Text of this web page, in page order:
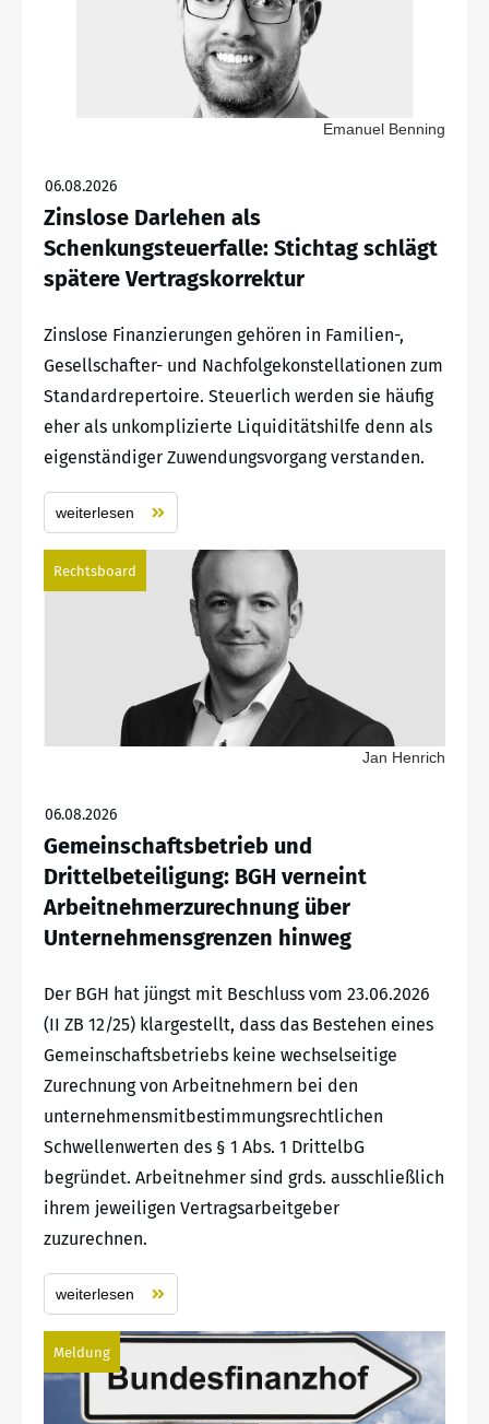
Emanuel Benning
06.08.2026
Zinslose Darlehen als
Schenkungsteuerfalle: Stichtag schlägt
spätere Vertragskorrektur
Zinslose Finanzierungen gehören in Familien-,
Gesellschafter- und Nachfolgekonstellationen zum
Standardrepertoire. Steuerlich werden sie häufig
eher als unkomplizierte Liquiditätshilfe denn als
eigenständiger Zuwendungsvorgang verstanden.
weiterlesen
Rechtsboard
Jan Henrich
06.08.2026
Gemeinschaftsbetrieb und
Drittelbeteiligung: BGH verneint
Arbeitnehmerzurechnung über
Unternehmensgrenzen hinweg
Der BGH hat jüngst mit Beschluss vom 23.06.2026
(II ZB 12/25) klargestellt, dass das Bestehen eines
Gemeinschaftsbetriebs keine wechselseitige
Zurechnung von Arbeitnehmern bei den
unternehmensmitbestimmungsrechtlichen
Schwellenwerten des § 1 Abs. 1 DrittelbG
begründet. Arbeitnehmer sind grds. ausschließlich
ihrem jeweiligen Vertragsarbeitgeber
zuzurechnen.
weiterlesen
Meldung